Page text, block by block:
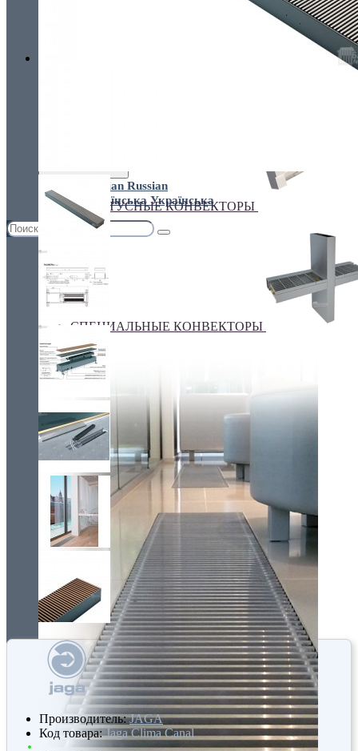
Украина, г.Киев. ул. Кирилловская,160А
Russian
Українська
ПЛИНТУСНЫЕ КОНВЕКТОРЫ
СПЕЦИАЛЬНЫЕ КОНВЕКТОРЫ
Производитель:JAGA
Код товара:Jaga Clima Canal